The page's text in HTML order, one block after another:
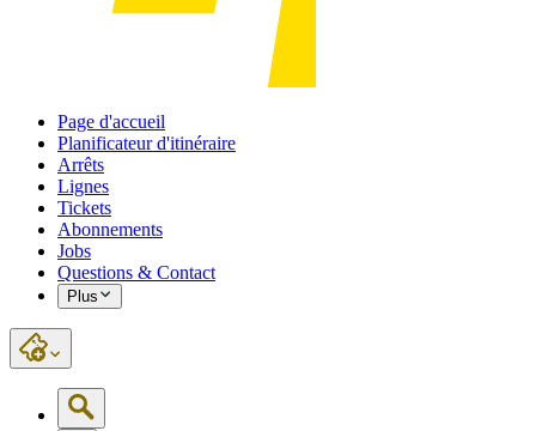
Page d'accueil
Planificateur d'itinéraire
Arrêts
Lignes
Tickets
Abonnements
Jobs
Questions & Contact
Plus